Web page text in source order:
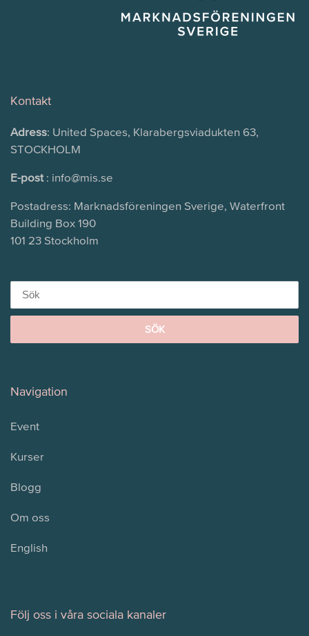
Kontakt
Adress: United Spaces, Klarabergsviadukten 63,
STOCKHOLM
E-post: info@mis.se
Postadress: Marknadsföreningen Sverige, Waterfront
Building Box 190
101 23 Stockholm
for:
Navigation
Event
Kurser
Blogg
Om oss
English
Följ oss i våra sociala kanaler